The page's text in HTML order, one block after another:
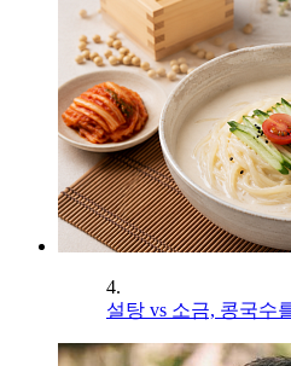
4.
설탕 vs 소금, 콩국수